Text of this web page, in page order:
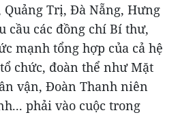
Quảng Trị, Đà Nẵng, Hưng
cầu các đồng chí Bí thư,
mạnh tổng hợp của cả hệ
chức, đoàn thể như Mặt
vận, Đoàn Thanh niên
phải vào cuộc trong